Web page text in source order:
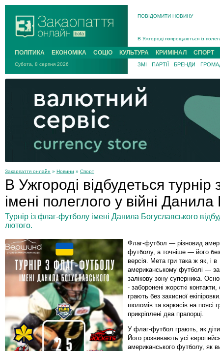
ПОВІДОМИТИ НОВИНУ
В Ужгороді попрощаються із
В Ужгороді 5 серпня
Підтвердили загибель
На війні з рф поліг військовий з
На Хустщині внаслідок ДТП за
Інструктора районного ТЦК на
ПОЛІТИКА ЕКОНОМІКА СОЦІО КУЛЬТУРА КРИМІНАЛ СПОРТ
Субота, 8 серпня 2026 ЗМІ ПАРТІЇ БРЕНДИ
Закарпаття онлайн » Новини » Спорт
В Ужгороді відбудеться
імені полеглого у війні
Турнір із флаг-футболу імені Данила Богуславського
лютого.
Флаг-футбол — різновид
футболу, а точніше — його
версія. Мета гри така ж як, і в
американському футболі —
залікову зону суперника.
- заборонені жорсткі
грають без захисної
шоломів та каркасів на поясі
прикріплені два прапорці.
У флаг-футбол грають, як
Його розвивають усі
американського футболу, як